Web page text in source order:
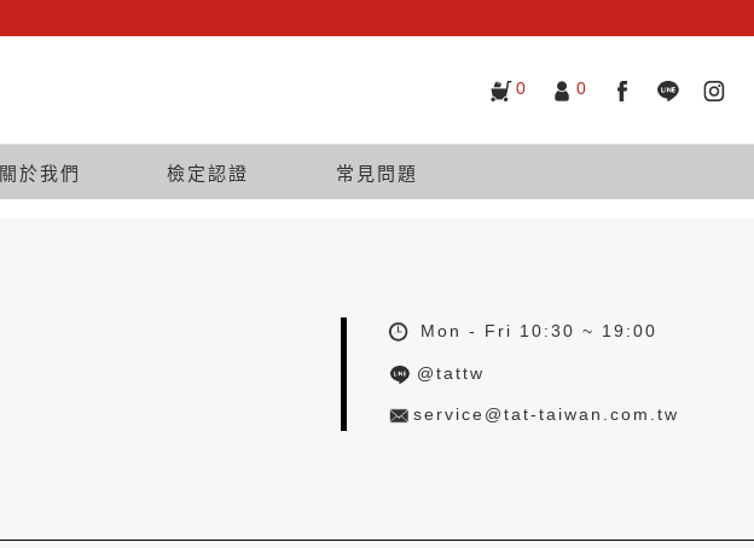
關於我們 檢定認證 常見問題
0 0
Mon - Fri 10:30 ~ 19:00
@tattw
service@tat-taiwan.com.tw